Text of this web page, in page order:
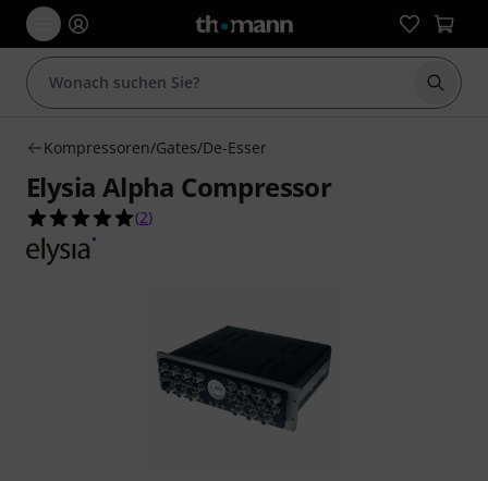
Suche
Kompressoren/Gates/De-Esser
Elysia Alpha Compressor
5.0 von 5 Sternen aus 2 Kundenbewertungen
(2)